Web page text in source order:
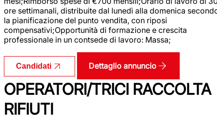
ore settimanali, distribuite dal lunedì alla domenica
la pianificazione del punto vendita, con riposi
compensativi;Opportunità di formazione e crescita
professionale in un contsede di lavoro: Massa;
Candidati Dettaglio annuncio
OPERATORI/TRICI RACCOLTA
RIFIUTI